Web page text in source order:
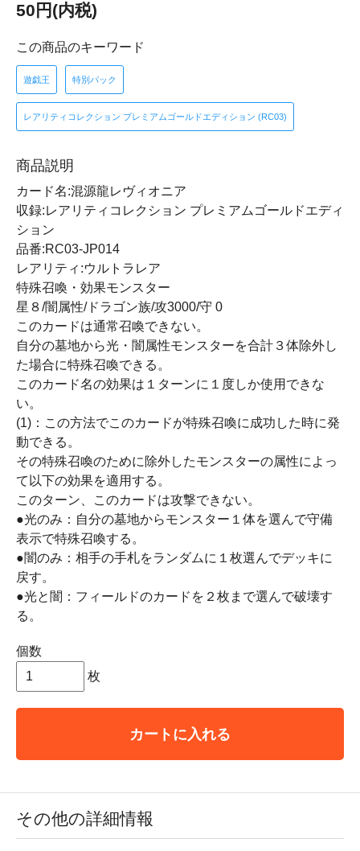
50円(内税)
この商品のキーワード
遊戯王 特別パック
レアリティコレクション プレミアムゴールドエディション (RC03)
商品説明
カード名:混源龍レヴィオニア
収録:レアリティコレクション プレミアムゴールドエディ
ション
品番:RC03-JP014
レアリティ:ウルトラレア
特殊召喚・効果モンスター
星８/闇属性/ドラゴン族/攻3000/守 0
このカードは通常召喚できない。
自分の墓地から光・闇属性モンスターを合計３体除外し
た場合に特殊召喚できる。
このカード名の効果は１ターンに１度しか使用できな
い。
(1)：この方法でこのカードが特殊召喚に成功した時に発
動できる。
その特殊召喚のために除外したモンスターの属性によっ
て以下の効果を適用する。
このターン、このカードは攻撃できない。
●光のみ：自分の墓地からモンスター１体を選んで守備
表示で特殊召喚する。
●闇のみ：相手の手札をランダムに１枚選んでデッキに
戻す。
●光と闇：フィールドのカードを２枚まで選んで破壊す
る。
個数
枚
カートに入れる
その他の詳細情報